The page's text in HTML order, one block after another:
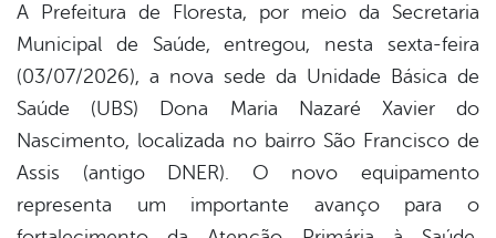
A Prefeitura de Floresta, por meio da Secretaria
Municipal de Saúde, entregou, nesta sexta-feira
(03/07/2026), a nova sede da Unidade Básica de
Saúde (UBS) Dona Maria Nazaré Xavier do
Nascimento, localizada no bairro São Francisco de
Assis (antigo DNER). O novo equipamento
representa um importante avanço para o